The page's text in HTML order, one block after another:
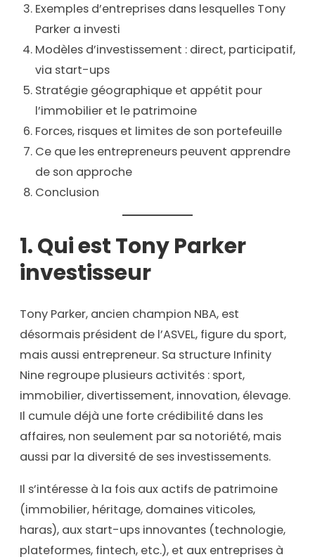
Exemples d’entreprises dans lesquelles Tony
Parker a investi
Modèles d’investissement : direct, participatif,
via start-ups
Stratégie géographique et appétit pour
l’immobilier et le patrimoine
Forces, risques et limites de son portefeuille
Ce que les entrepreneurs peuvent apprendre
de son approche
Conclusion
1. Qui est Tony Parker
investisseur
Tony Parker, ancien champion NBA, est
désormais président de l’ASVEL, figure du sport,
mais aussi entrepreneur. Sa structure Infinity
Nine regroupe plusieurs activités : sport,
immobilier, divertissement, innovation, élevage.
Il cumule déjà une forte crédibilité dans les
affaires, non seulement par sa notoriété, mais
aussi par la diversité de ses investissements.
Il s’intéresse à la fois aux actifs de patrimoine
(immobilier, héritage, domaines viticoles,
haras), aux start-ups innovantes (technologie,
plateformes, fintech, etc.), et aux entreprises à